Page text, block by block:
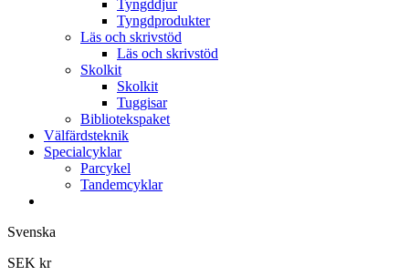
Tyngddjur
Tyngdprodukter
Läs och skrivstöd
Läs och skrivstöd
Skolkit
Skolkit
Tuggisar
Bibliotekspaket
Välfärdsteknik
Specialcyklar
Parcykel
Tandemcyklar
Svenska
SEK kr